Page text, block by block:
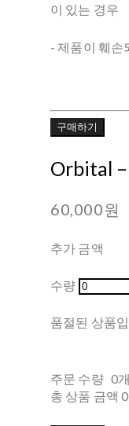
이 있는 경우
- 제품이 훼손
구매하기
Orbital
60,000원
추가 금액
수량
품절된 상품
주문 수량 0개
총 상품 금액